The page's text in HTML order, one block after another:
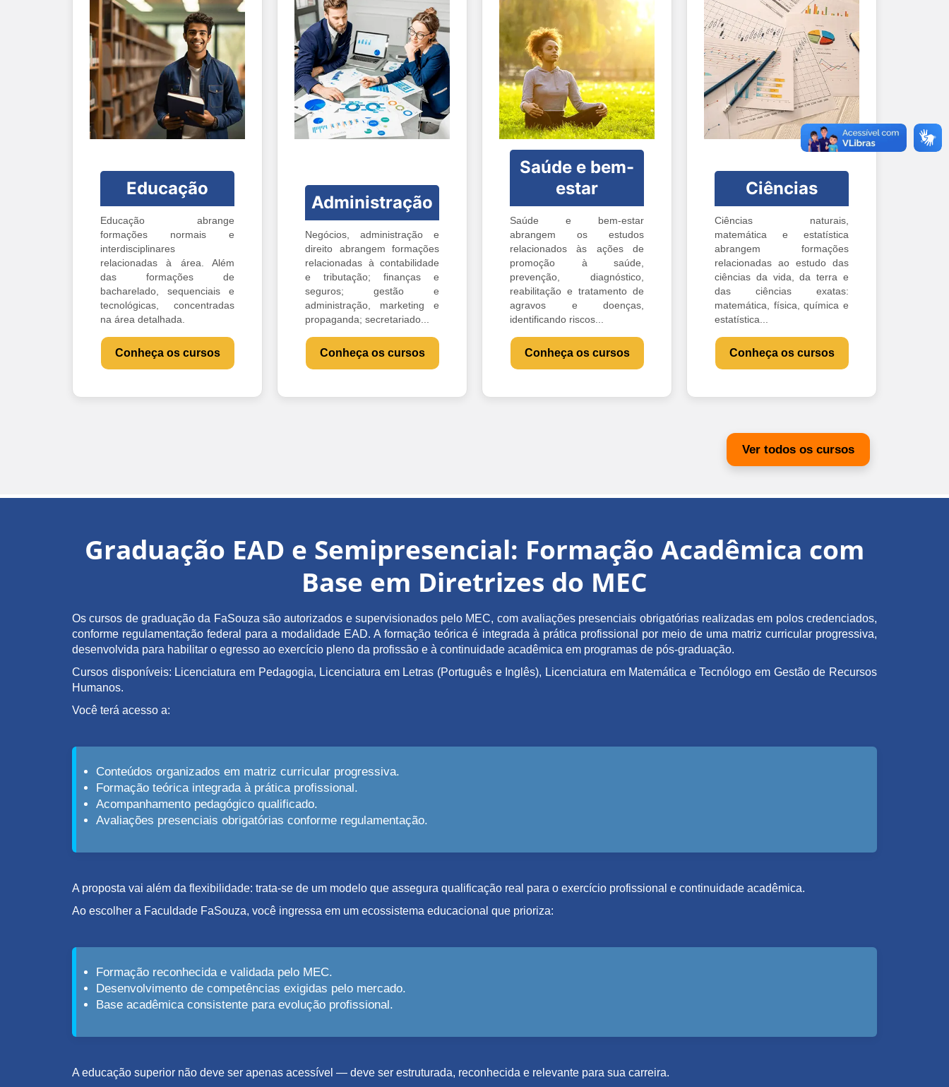
Educação
Educação abrange
formações normais e
interdisciplinares
relacionadas à área. Além
das formações de
bacharelado, sequenciais e
tecnológicas, concentradas
na área detalhada.
Conheça os cursos
Administração
Negócios, administração e
direito abrangem formações
relacionadas à contabilidade
e tributação; finanças e
seguros; gestão e
administração, marketing e
propaganda; secretariado...
Conheça os cursos
Saúde e bem-
estar
Saúde e bem-estar
abrangem os estudos
relacionados às ações de
promoção à saúde,
prevenção, diagnóstico,
reabilitação e tratamento de
agravos e doenças,
identificando riscos...
Conheça os cursos
Ciências
Ciências naturais,
matemática e estatística
abrangem formações
relacionadas ao estudo das
ciências da vida, da terra e
das ciências exatas:
matemática, física, química e
estatística...
Conheça os cursos
Ver todos os cursos
Graduação EAD e Semipresencial: Formação Acadêmica com
Base em Diretrizes do MEC
Os cursos de graduação da FaSouza são autorizados e supervisionados pelo MEC, com avaliações presenciais obrigatórias realizadas em polos credenciados,
conforme regulamentação federal para a modalidade EAD. A formação teórica é integrada à prática profissional por meio de uma matriz curricular progressiva,
desenvolvida para habilitar o egresso ao exercício pleno da profissão e à continuidade acadêmica em programas de pós-graduação.
Cursos disponíveis: Licenciatura em Pedagogia, Licenciatura em Letras (Português e Inglês), Licenciatura em Matemática e Tecnólogo em Gestão de Recursos
Humanos.
Você terá acesso a:
Conteúdos organizados em matriz curricular progressiva.
Formação teórica integrada à prática profissional.
Acompanhamento pedagógico qualificado.
Avaliações presenciais obrigatórias conforme regulamentação.
A proposta vai além da flexibilidade: trata-se de um modelo que assegura qualificação real para o exercício profissional e continuidade acadêmica.
Ao escolher a Faculdade FaSouza, você ingressa em um ecossistema educacional que prioriza:
Formação reconhecida e validada pelo MEC.
Desenvolvimento de competências exigidas pelo mercado.
Base acadêmica consistente para evolução profissional.
A educação superior não deve ser apenas acessível — deve ser estruturada, reconhecida e relevante para sua carreira.